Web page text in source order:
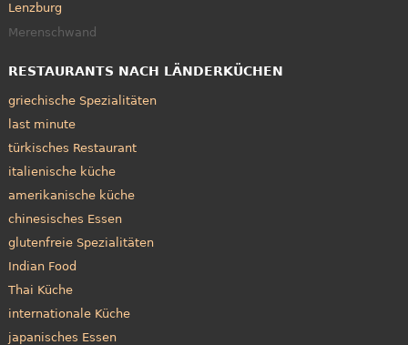
Lenzburg
Merenschwand
RESTAURANTS NACH LÄNDERKÜCHEN
griechische Spezialitäten
last minute
türkisches Restaurant
italienische küche
amerikanische küche
chinesisches Essen
glutenfreie Spezialitäten
Indian Food
Thai Küche
internationale Küche
japanisches Essen